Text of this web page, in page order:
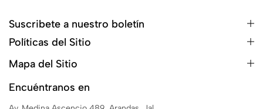
Suscribete a nuestro boletín
Políticas del Sitio
Mapa del Sitio
Encuéntranos en